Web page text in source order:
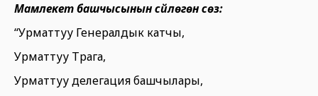
Мамлекет башчысынын сүйлөгөн сөзү:
“Урматтуу Генералдык катчы,
Урматтуу Төрага,
Урматтуу делегация башчылары,